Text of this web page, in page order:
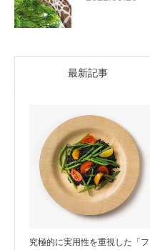
最新記事
究極的に実用性を重視した「フ